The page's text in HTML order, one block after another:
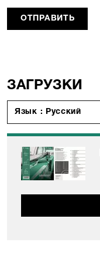
ОТПРАВИТЬ
ЗАГРУЗКИ
Язык : Русский